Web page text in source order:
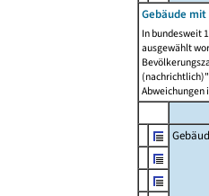
Gebäude
In bundesweit
ausgewählt
Abweichungen